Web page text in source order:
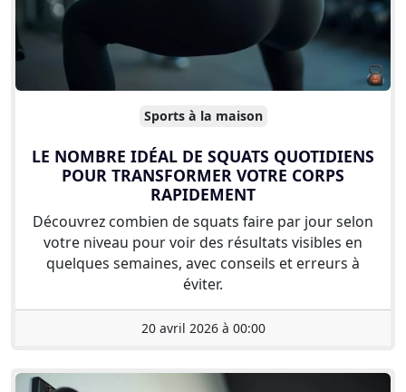
Sports à la maison
LE NOMBRE IDÉAL DE SQUATS QUOTIDIENS
POUR TRANSFORMER VOTRE CORPS
RAPIDEMENT
Découvrez combien de squats faire par jour selon
votre niveau pour voir des résultats visibles en
quelques semaines, avec conseils et erreurs à
éviter.
20 avril 2026 à 00:00